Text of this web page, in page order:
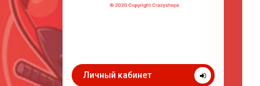
Личный кабинет